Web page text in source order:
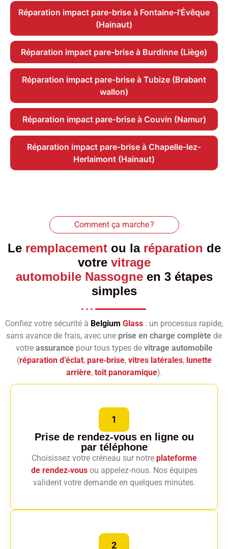
Réparation impact pare-brise à Fontaine-l'Évêque
(Hainaut)
Réparation impact pare-brise à Burdinne (Liège)
Réparation impact pare-brise à Tubize (Brabant
wallon)
Réparation impact pare-brise à Couvin (Namur)
Réparation impact pare-brise à Chapelle-lez-
Herlaimont (Hainaut)
Comment ça marche ?
Le remplacementou la réparation de
votre vitrage
automobile Nassogneen 3 étapes
simples
Confiez votre sécurité à Belgium Glass : un processus rapide,
sans avance de frais, avec une prise en charge complète de
votre assurancepour tous types de vitrage automobile
(réparation d’éclat, pare‑brise, vitres latérales, lunette
arrière, toit panoramique).
1
Prise de rendez-vous en ligne ou
par téléphone
Choisissez votre créneau sur notre plateforme
de rendez‑vousou appelez‑nous. Nos équipes
valident votre demande en quelques minutes.
2